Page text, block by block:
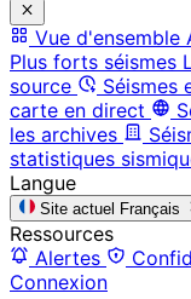
Vue d'ensemble
Plus forts séismes
source
Séismes
carte en direct
les archives
statistiques
Langue
Site actuel Français
Ressources
Alertes
Connexion